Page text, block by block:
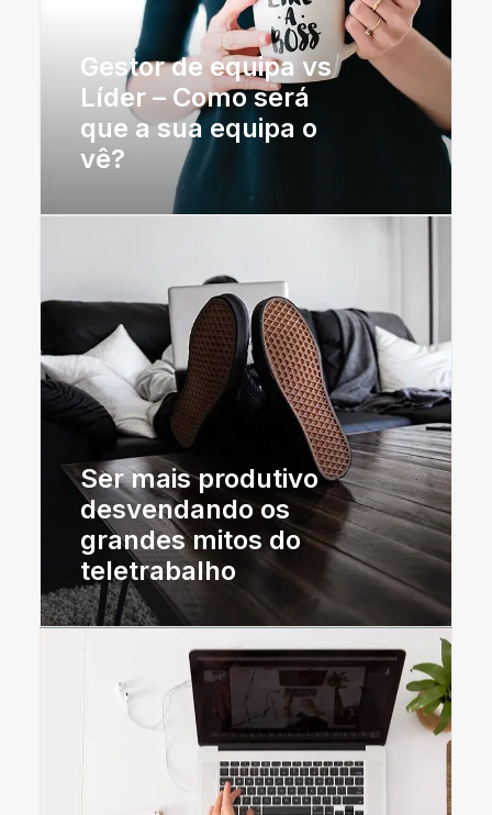
Gestor de equipa vs
Líder – Como será
que a sua equipa o
vê?
Ser mais produtivo
desvendando os
grandes mitos do
teletrabalho